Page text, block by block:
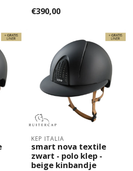
maat binnenvoering k...
€390,00
KEP ITALIA
smart nova textile
zwart - polo klep -
beige kinbandje